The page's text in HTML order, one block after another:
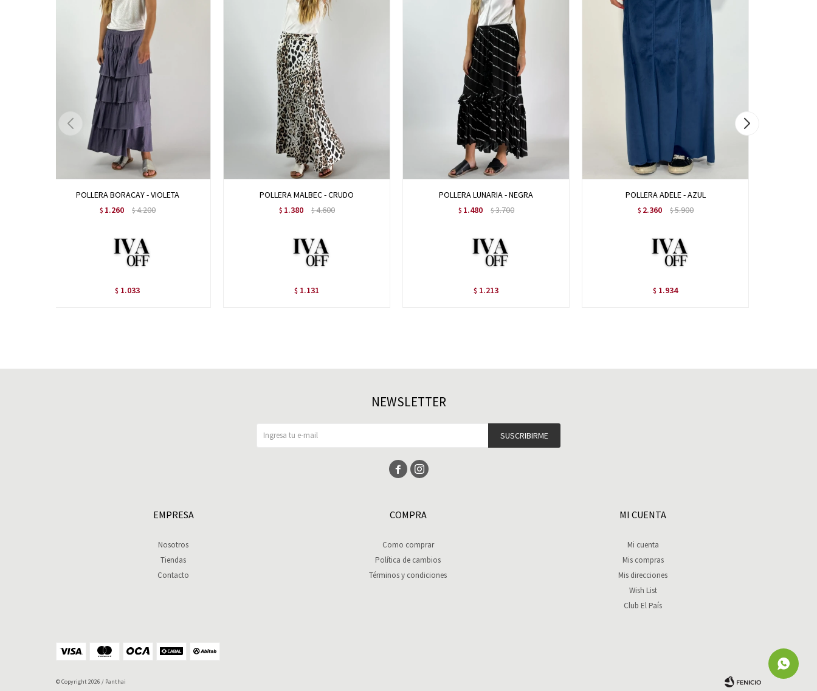
POLLERA BORACAY - VIOLETA
$ 1.260 $4.200
$ 1.033
POLLERA MALBEC - CRUDO
$ 1.380 $4.600
$ 1.131
POLLERA LUNARIA - NEGRA
$ 1.480 $3.700
$ 1.213
POLLERA ADELE - AZUL
$ 2.360 $5.900
$ 1.934
EMPRESA
Nosotros
Tiendas
Contacto
COMPRA
Como comprar
Política de cambios
Términos y condiciones
MI CUENTA
Mi cuenta
Mis compras
Mis direcciones
Wish List
Club El País
NEWSLETTER
SUSCRIBIRME
 
© Copyright 2026 / Panthai